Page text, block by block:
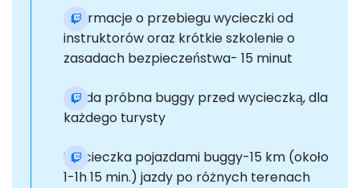
Informacje o przebiegu wycieczki od
instruktorów oraz krótkie szkolenie o
zasadach bezpieczeństwa- 15 minut
Jazda próbna buggy przed wycieczką, dla
każdego turysty
Wycieczka pojazdami buggy-15 km (około
1-1h 15 min.) jazdy po różnych terenach